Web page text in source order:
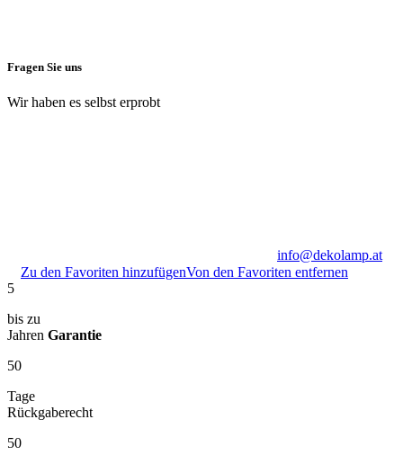
Fragen Sie uns
Wir haben es selbst erprobt
info@dekolamp.at
Zu den Favoriten hinzufügenVon den Favoriten entfernen
5
bis zu
Jahren Garantie
50
Tage
Rückgaberecht
50